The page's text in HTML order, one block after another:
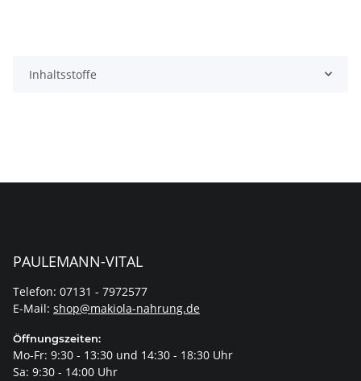
Inhaltsstoffe
PAULEMANN-VITAL
Telefon: 07131 - 7972577
E-Mail: shop@makiola-nahrung.de
Öffnungszeiten:
Mo-Fr: 9:30 - 13:30 und 14:30 - 18:30 Uhr
Sa: 9:30 - 14:00 Uhr